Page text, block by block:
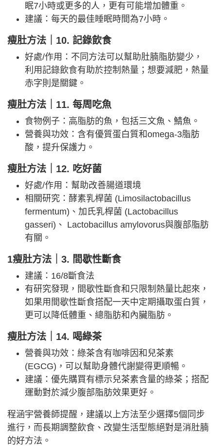
眠7小時或更多的人，更有可能增加體重。
建議：每天的最佳睡眠時間為7小時。
瘦肚方法｜10. 記錄飲食
好處/作用：不同方法可以幫助肚腩脂肪變少，
利用記錄飲食有助於控制熱量；想要減肥，熱量
赤字則是關鍵。
瘦肚方法｜11. 每周吃魚
食物例子：高脂肪的魚，包括三文魚、鯖魚。
營養與功效：含有優質蛋白質和omega-3脂肪
酸，提升保護力。
瘦肚方法｜12. 吃好菌
好處/作用：幫助改善腸道環境
相關研究：酵素乳桿菌 (Limosilactobacillus
fermentum)、加氏乳桿菌 (Lactobacillus
gasseri)、 Lactobacillus amylovorus與腹部脂肪
有關。
1瘦肚方法｜3. 間歇性斷食
建議：16/8斷食法
有研究發現，間歇性斷食和只限制熱量比起來，
如果用間歇性斷食搭配一天中定期攝取蛋白質，
更可以降低體重、總脂肪和內臟脂肪。
瘦肚方法｜14. 喝綠茶
營養與功效：綠茶含有咖啡因和兒茶素
(EGCG)，可以幫助身體代謝變得更順暢。
建議：優先購買有標示兒茶素含量的綠茶；搭配
運動對於減少腹部脂肪效果更好。
程涵宇營養師提醒，建議以上方法至少選擇5個同步
進行，而長期調整飲食、改變生活型態絕對是消肚腩
的好方法。